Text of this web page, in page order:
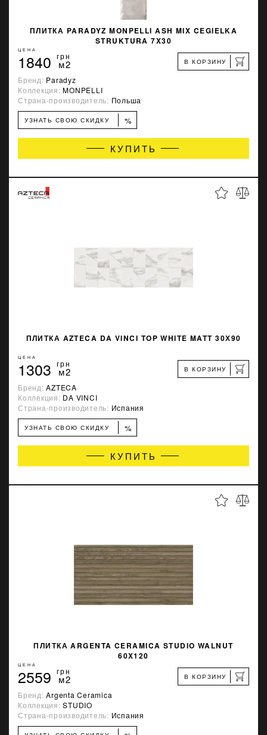
ПЛИТКА PARADYZ MONPELLI ASH MIX CEGIELKA
STRUKTURA 7X30
ЦЕНА
1840 грн
м2 В КОРЗИНУ
Бренд: Paradyz
Коллекция:MONPELLI
Страна-производитель: Польша
УЗНАТЬ СВОЮ СКИДКУ %
КУПИТЬ
ПЛИТКА AZTECA DA VINCI TOP WHITE MATT 30Х90
ЦЕНА
1303 грн
м2 В КОРЗИНУ
Бренд:AZTECA
Коллекция: DA VINCI
Страна-производитель: Испания
УЗНАТЬ СВОЮ СКИДКУ %
КУПИТЬ
ПЛИТКА ARGENTA CERAMICA STUDIO WALNUT
60X120
ЦЕНА
2559 грн
м2 В КОРЗИНУ
Бренд:Argenta Ceramica
Коллекция:STUDIO
Страна-производитель: Испания